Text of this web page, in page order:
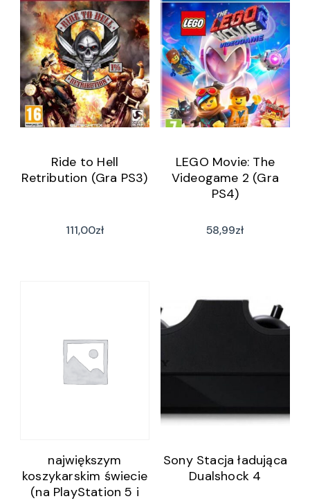
Ride to Hell
Retribution (Gra PS3)
111,00zł
LEGO Movie: The
Videogame 2 (Gra
PS4)
58,99zł
największym
koszykarskim świecie
(na PlayStation 5 i
Sony Stacja ładująca
Dualshock 4